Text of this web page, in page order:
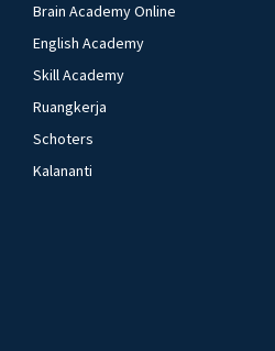
Brain Academy Online
English Academy
Skill Academy
Ruangkerja
Schoters
Kalananti